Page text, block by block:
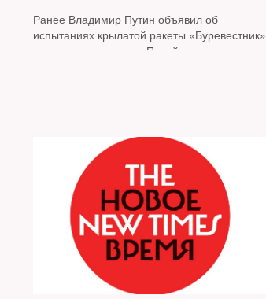
условиях» с другими странами
Ранее Владимир Путин объявил об
испытаниях крылатой ракеты «Буревестник»
и подводного дрона «Посейдон» с